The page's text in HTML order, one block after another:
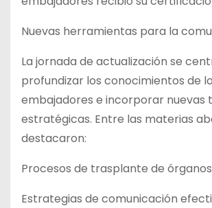
Nuevas herramientas para la
La jornada de actualización se
profundizar los conocimientos de
embajadores e incorporar nuevas
estratégicas. Entre las materias
destacaron:
Procesos de trasplante de
Estrategias de comunicación